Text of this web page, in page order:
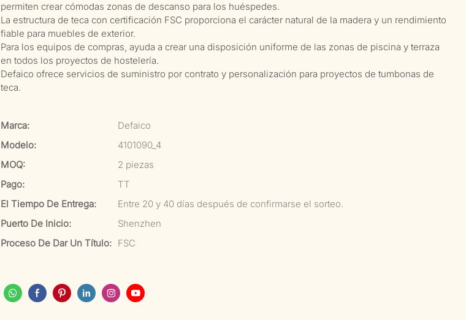
permiten crear cómodas zonas de descanso para los huéspedes.
La estructura de teca con certificación FSC proporciona el carácter natural de la madera y un rendimiento
fiable para muebles de exterior.
Para los equipos de compras, ayuda a crear una disposición uniforme de las zonas de piscina y terraza
en todos los proyectos de hostelería.
Defaico ofrece servicios de suministro por contrato y personalización para proyectos de tumbonas de
teca.
Marca:
Defaico
Modelo:
4101090_4
MOQ:
2 piezas
Pago:
TT
El Tiempo De Entrega:
Entre 20 y 40 días después de confirmarse el sorteo.
Puerto De Inicio:
Shenzhen
Proceso De Dar Un Título: FSC